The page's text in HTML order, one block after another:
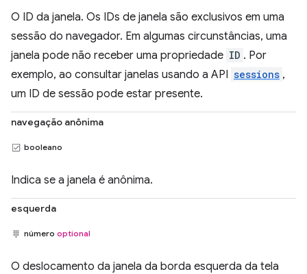
O ID da janela. Os IDs de janela são exclusivos em uma
sessão do navegador. Em algumas circunstâncias, uma
janela pode não receber uma propriedade ID . Por
exemplo, ao consultar janelas usando a API sessions ,
um ID de sessão pode estar presente.
navegação anônima
booleano
Indica se a janela é anônima.
esquerda
número optional
O deslocamento da janela da borda esquerda da tela